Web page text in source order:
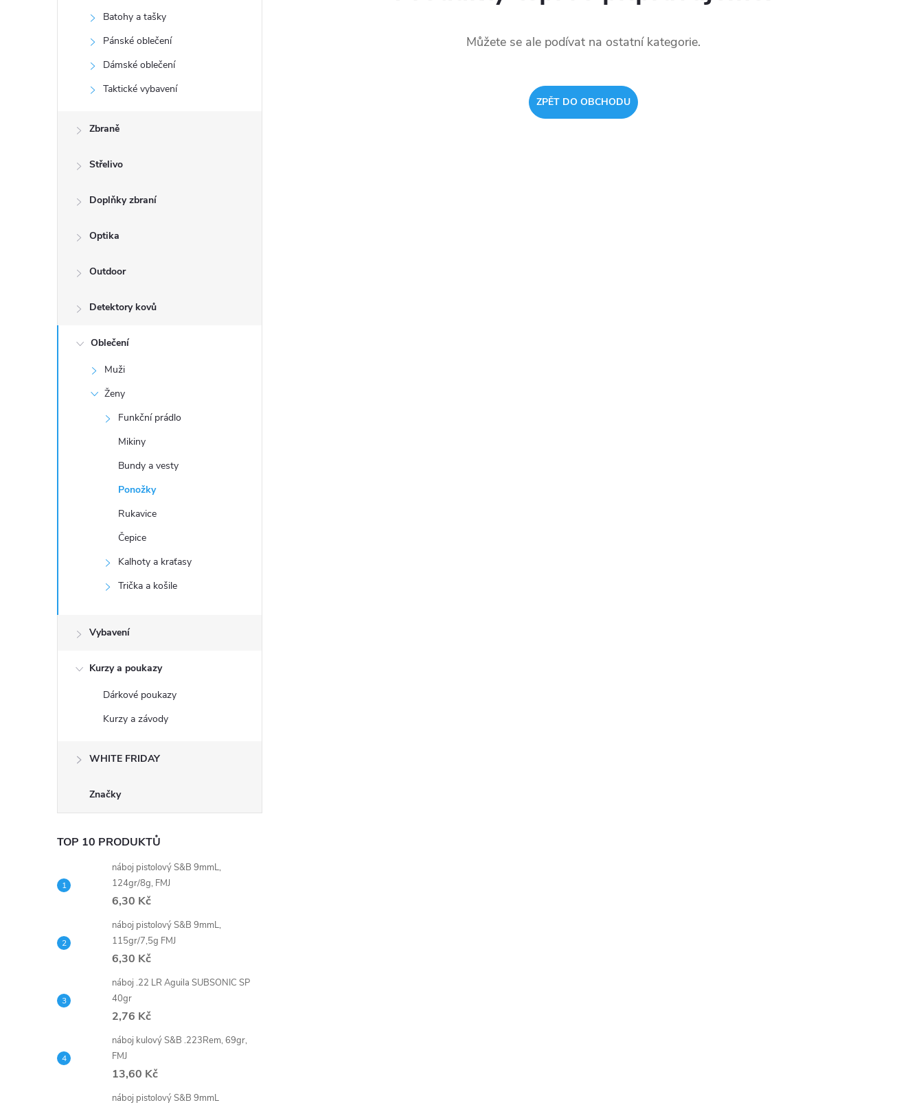
Batohy a tašky
Pánské oblečení
Dámské oblečení
Taktické vybavení
Zbraně
Střelivo
Doplňky zbraní
Optika
Outdoor
Detektory kovů
Oblečení
Muži
Ženy
Funkční prádlo
Mikiny
Bundy a vesty
Ponožky
Rukavice
Čepice
Kalhoty a kraťasy
Trička a košile
Vybavení
Kurzy a poukazy
Dárkové poukazy
Kurzy a závody
WHITE FRIDAY
Značky
TOP 10 PRODUKTŮ
náboj pistolový S&B 9mmL,
124gr/8g, FMJ
6,30 Kč
náboj pistolový S&B 9mmL,
115gr/7,5g FMJ
6,30 Kč
náboj .22 LR Aguila SUBSONIC SP
40gr
2,76 Kč
náboj kulový S&B .223Rem, 69gr,
FMJ
13,60 Kč
náboj pistolový S&B 9mmL
Můžete se ale podívat na ostatní kategorie.
ZPĚT DO OBCHODU